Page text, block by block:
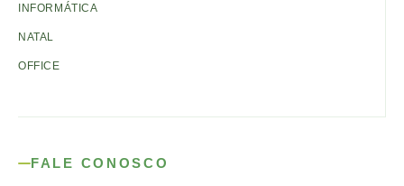
INFORMÁTICA
NATAL
OFFICE
FALE CONOSCO